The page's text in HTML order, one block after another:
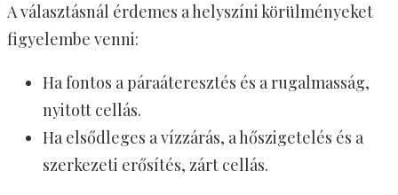
A választásnál érdemes a helyszíni körülményeket
figyelembe venni:
Ha fontos a páraáteresztés és a rugalmasság,
nyitott cellás.
Ha elsődleges a vízzárás, a hőszigetelés és a
szerkezeti erősítés, zárt cellás.